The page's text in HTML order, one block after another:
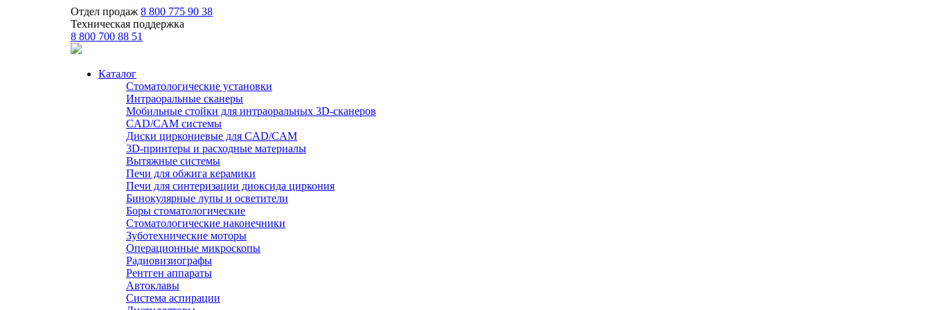
Отдел продаж 8 800 775 90 38
Техническая поддержка
8 800 700 88 51
Каталог
Стоматологические установки
Интраоральные сканеры
Мобильные стойки для интраоральных 3D-сканеров
CAD/CAM системы
Диски циркониевые для CAD/CAM
3D-принтеры и расходные материалы
Вытяжные системы
Печи для обжига керамики
Печи для синтеризации диоксида циркония
Бинокулярные лупы и осветители
Боры стоматологические
Стоматологические наконечники
Зуботехнические моторы
Операционные микроскопы
Радиовизиографы
Рентген аппараты
Автоклавы
Система аспирации